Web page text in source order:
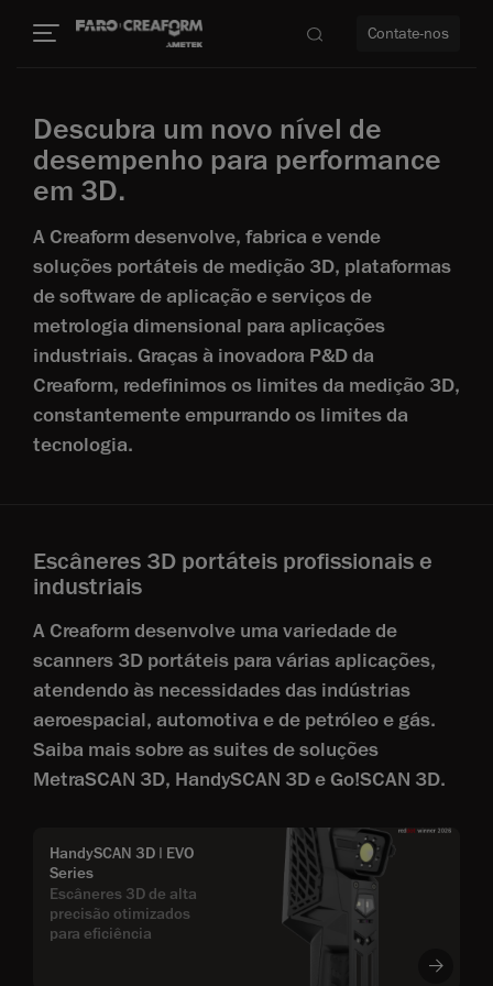
mais
Contate-nos
Descubra um novo nível de
desempenho para performance
em 3D.
A Creaform desenvolve, fabrica e vende
soluções portáteis de medição 3D, plataformas
de software de aplicação e serviços de
metrologia dimensional para aplicações
industriais. Graças à inovadora P&D da
Creaform, redefinimos os limites da medição 3D,
constantemente empurrando os limites da
tecnologia.
Escâneres 3D portáteis profissionais e
industriais
A Creaform desenvolve uma variedade de
scanners 3D portáteis para várias aplicações,
atendendo às necessidades das indústrias
aeroespacial, automotiva e de petróleo e gás.
Saiba mais sobre as suites de soluções
MetraSCAN 3D, HandySCAN 3D e Go!SCAN 3D.
HandySCAN 3D | EVO
Series
Escâneres 3D de alta
precisão otimizados
para eficiência